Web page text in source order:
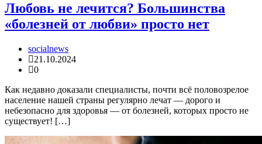
Любовь не лечится? Большинства
«болезней от любви» просто нет
socialnews
21.10.2024
0
Как недавно доказали специалисты, почти всё половозрелое
население нашей страны регулярно лечат — дорого и
небезопасно для здоровья — от болезней, которых просто не
существует! […]